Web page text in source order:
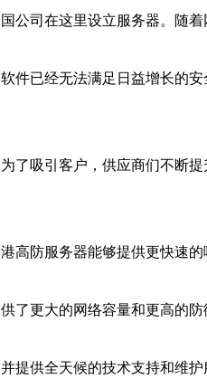
司在这里设立服务器。随
件已经无法满足日益增长的
吸引客户，供应商们不断
高防服务器能够提供更快速的
了更大的网络容量和更高的防
提供全天候的技术支持和维护